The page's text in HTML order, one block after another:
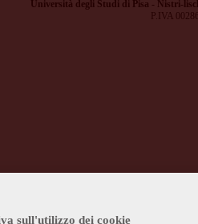
sull'utilizzo dei cookie
Università degli Studi di Pisa - Nistri-
P.IVA